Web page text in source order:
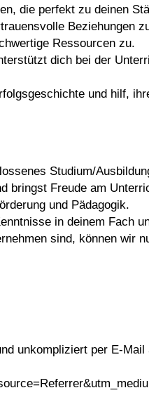
die perfekt zu deinen
Beziehungen
Ressourcen zu.
dich bei der
und hilf,
Studium/
bringst Freude am
und Pädagogik.
in deinem Fach
sind, können wir
unkompliziert per E-